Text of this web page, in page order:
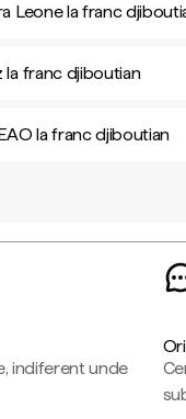
Leone la franc
la franc djiboutian
la franc djiboutian
indiferent unde